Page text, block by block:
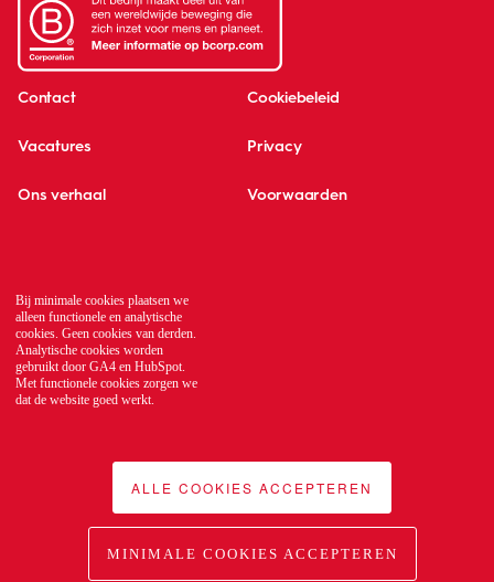
Bij minimale cookies plaatsen we
alleen functionele en analytische
cookies. Geen cookies van derden.
Analytische cookies worden
gebruikt door GA4 en HubSpot.
Met functionele cookies zorgen we
dat de website goed werkt.
ALLE COOKIES ACCEPTEREN
MINIMALE COOKIES ACCEPTEREN
Contact Cookiebeleid
Vacatures Privacy
Ons verhaal Voorwaarden
Global network